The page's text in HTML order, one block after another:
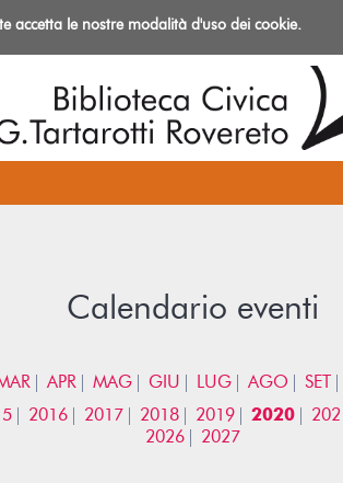
Calendario eventi
APR MAG GIU LUG AGO SET
2016 2017 2018 2019 2020 2021
2026
2027
accetta le nostre modalità d'uso dei cookie.